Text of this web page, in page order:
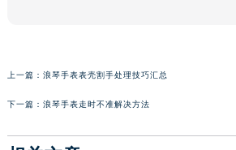
上一篇： 浪琴手表表壳割手处理技巧汇总
下一篇： 浪琴手表走时不准解决方法